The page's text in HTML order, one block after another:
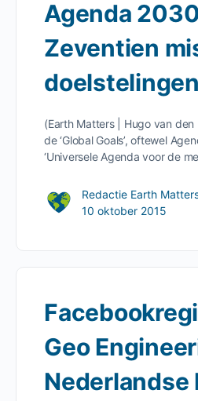
Agenda 2030
Zeventien
doelstelingen
(Earth Matters | Hugo van
de ‘Global Goals’, oftewel
‘Universele Agenda voor de
Redactie Earth
10 oktober 2015
Geo
Nederlandse